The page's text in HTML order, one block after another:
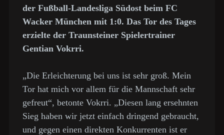
der Fußball-Landesliga Südost beim FC
Wacker München mit 1:0. Das Tor des Tages
erzielte der Traunsteiner Spielertrainer
Gentian Vokrri.
„Die Erleichterung bei uns ist sehr groß. Mein
Tor hat mich vor allem für die Mannschaft sehr
gefreut“, betonte Vokrri. „Diesen lang ersehnten
Sieg haben wir jetzt einfach dringend gebraucht,
und gegen einen direkten Konkurrenten ist er